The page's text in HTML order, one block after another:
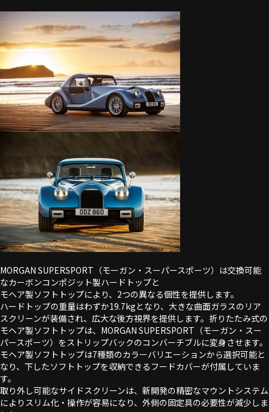
MORGAN SUPERSPORT（モーガン・スーパースポーツ）は交換可能
なカーボンコンポジット製ハードトップと
モヘア製ソフトトップにより、2つの異なる個性を提供します。
ハードトップの重量はわずか19.7kgとなり、大きな曲面ガラスのリア
スクリーンが装備され、広大な後方視界を提供します。折りたたみ式の
モヘア製ソフトトップは、MORGAN SUPERSPORT（モーガン・スー
パースポーツ）をストリップバックのコンバーチブルに変身させます。
モヘア製ソフトトップは7種類のカラーバリエーションから選択可能と
なり、下したソフトトップを収納できるフードカバーが付属していま
す。
取り外し可能なサイドスクリーンは、新開発の精密なマウントシステム
によりスリム化・操作が容易になり、外側の固定具の必要性が減少しま